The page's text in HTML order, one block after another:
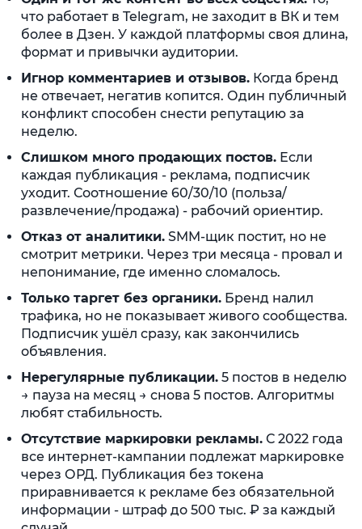
что работает в Telegram, не заходит в ВК и тем
более в Дзен. У каждой платформы своя длина,
формат и привычки аудитории.
Игнор комментариев и отзывов. Когда бренд
не отвечает, негатив копится. Один публичный
конфликт способен снести репутацию за
неделю.
Слишком много продающих постов. Если
каждая публикация - реклама, подписчик
уходит. Соотношение 60/30/10 (польза/
развлечение/продажа) - рабочий ориентир.
Отказ от аналитики. SMM-щик постит, но не
смотрит метрики. Через три месяца - провал и
непонимание, где именно сломалось.
Только таргет без органики. Бренд налил
трафика, но не показывает живого сообщества.
Подписчик ушёл сразу, как закончились
объявления.
Нерегулярные публикации. 5 постов в неделю
→ пауза на месяц → снова 5 постов. Алгоритмы
любят стабильность.
Отсутствие маркировки рекламы. С 2022 года
все интернет-кампании подлежат маркировке
через ОРД. Публикация без токена
приравнивается к рекламе без обязательной
информации - штраф до 500 тыс. ₽ за каждый